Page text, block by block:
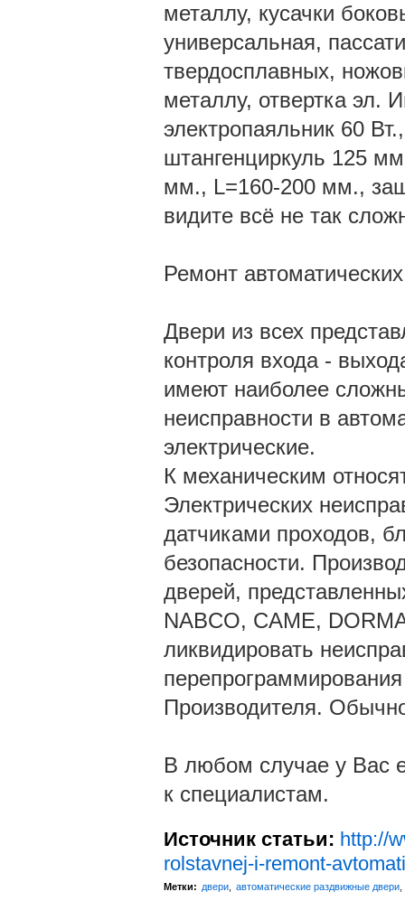
металлу, кусачки
универсальная,
твердосплавных,
металлу, отвертка эл.
электропаяльник 60
штангенциркуль 125
мм., L=160-200 мм.,
видите всё не так
Ремонт
Двери из всех
контроля входа -
имеют наиболее
неисправности в
электрические.
К механическим
Электрических
датчиками проходов,
безопасности.
дверей,
NABCO, CAME,
ликвидировать
Производителя.
В любом случае у Вас
к специалистам.
Источник статьи: http://
rolstavnej-i-remont-
Метки: двери, автоматические раздвижные двери,